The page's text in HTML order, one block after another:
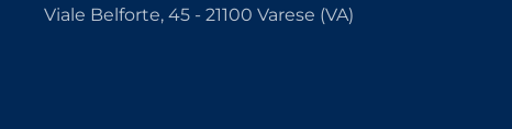
Viale Belforte, 45 - 21100 Varese (VA)